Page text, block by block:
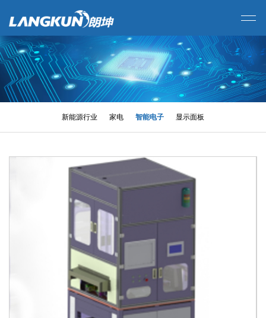
新能源行业 家电 智能电子 显示面板